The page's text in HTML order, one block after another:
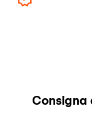
Consigna